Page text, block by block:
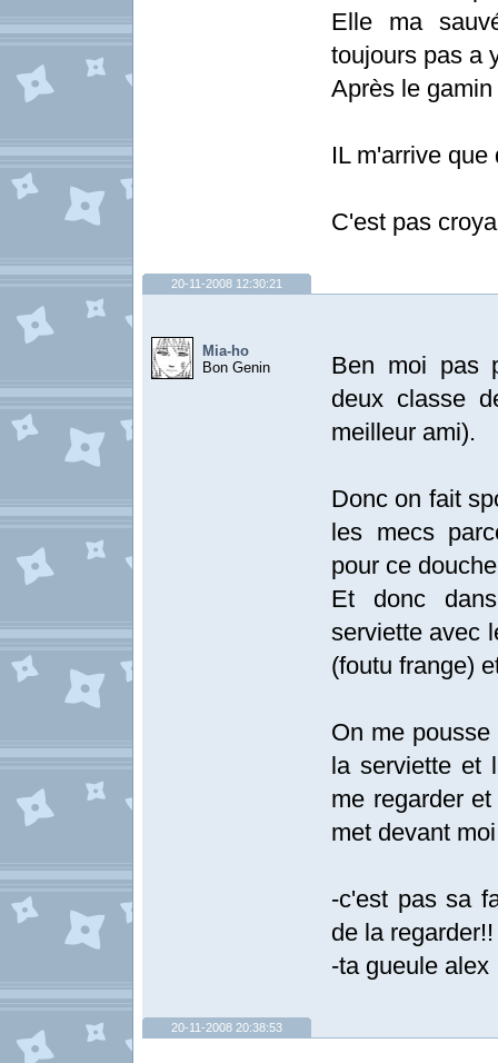
Elle ma
toujours pas a
Après le
IL m'arrive
C'est pas
20-11-2008 12:30:21
Mia-ho
Bon Genin
Ben moi pas
deux classe
meilleur ami).
Donc on fait
les mecs
pour ce
Et donc
serviette avec
(foutu frange)
On me
la serviette et
me regarder
met devant
-c'est pas sa
de la regarder!!
-ta gueule alex
20-11-2008 20:38:53